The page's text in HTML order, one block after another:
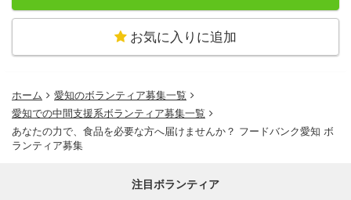
お気に入りに追加
ホーム
愛知のボランティア募集一覧
愛知での中間支援系ボランティア募集一覧
あなたの力で、食品を必要な方へ届けませんか？ フードバンク愛知 ボ
ランティア募集
注目ボランティア